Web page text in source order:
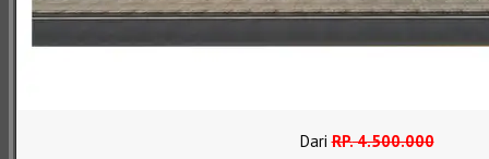
DariRP.4.500.000